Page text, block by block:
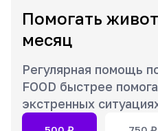
Помогать
месяц
Регулярная помощь
FOOD быстрее
экстренных